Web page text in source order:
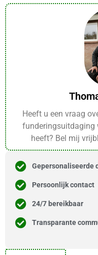
Heeft u een vraag
funderingsuitdaging
heeft? Bel mij
Gepersonaliseerde
Persoonlijk contact
24/7 bereikbaar
Transparante